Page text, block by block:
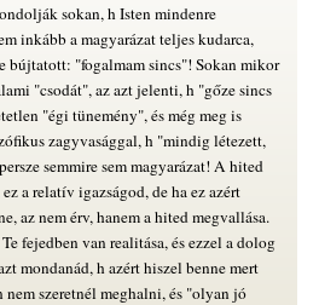
sokan, h Isten mindenre
inkább a magyarázat teljes kudarca,
bújtatott: "fogalmam sincs"! Sokan mikor
"csodát", az azt jelenti, h "gőze sincs
"égi tünemény", és még meg is
zagyvasággal, h "mindig létezett,
semmire sem magyarázat! A hited
a relatív igazságod, de ha ez azért
az nem érv, hanem a hited megvallása.
fejedben van realitása, és ezzel a dolog
mondanád, h azért hiszel benne mert
nem szeretnél meghalni, és "olyan jó